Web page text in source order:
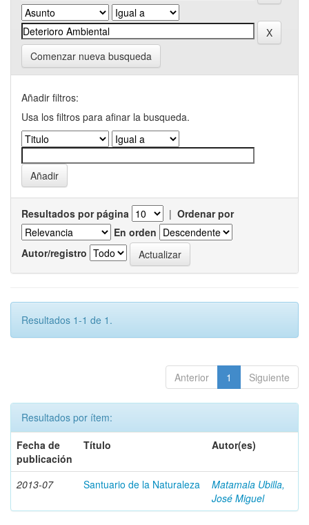
Comenzar nueva busqueda
Añadir filtros:
Usa los filtros para afinar la busqueda.
Resultados por página | Ordenar por
En orden
Autor/registro
Resultados 1-1 de 1.
Anterior 1 Siguiente
Resultados por ítem:
Fecha de
publicación
Título Autor(es)
2013-07 Santuario de la Naturaleza
Matamala Ubilla,
José Miguel